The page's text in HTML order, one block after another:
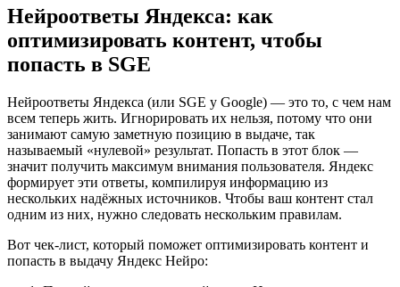
Нейроответы Яндекса: как
оптимизировать контент, чтобы
попасть в SGE
Нейроответы Яндекса (или SGE у Google) — это то, с чем нам
всем теперь жить. Игнорировать их нельзя, потому что они
занимают самую заметную позицию в выдаче, так
называемый «нулевой» результат. Попасть в этот блок —
значит получить максимум внимания пользователя. Яндекс
формирует эти ответы, компилируя информацию из
нескольких надёжных источников. Чтобы ваш контент стал
одним из них, нужно следовать нескольким правилам.
Вот чек-лист, который поможет оптимизировать контент и
попасть в выдачу Яндекс Нейро: